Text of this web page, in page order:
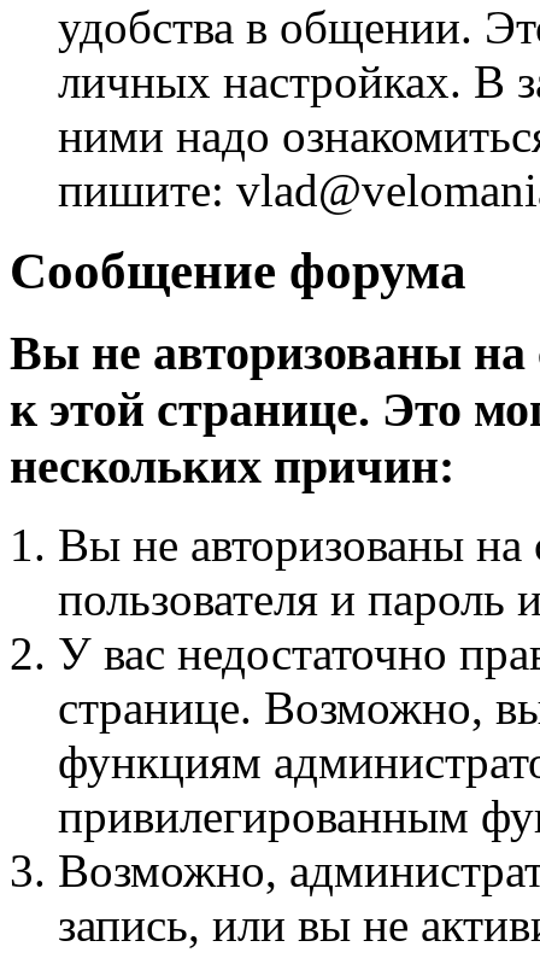
удобства в общении.
личных настройках. В
ними надо
пишите:
Сообщение форума
Вы не авторизованы на
к этой странице. Это
нескольких причин:
Вы не авторизованы на
пользователя и пароль
У вас недостаточно
странице. Возможно,
функциям
привилегированным
Возможно,
запись, или вы не